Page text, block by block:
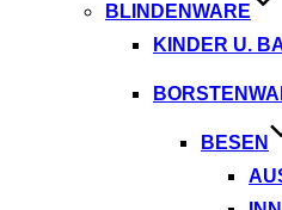
BLINDENWARE
KINDER U.
BESEN